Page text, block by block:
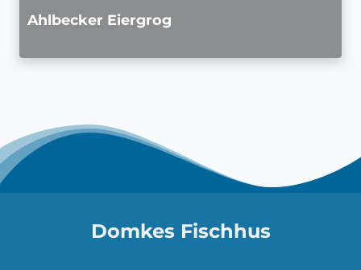
Ahlbecker Eiergrog
Domkes Fischhus